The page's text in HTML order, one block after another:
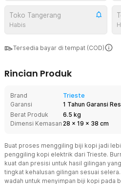
Toko Tangerang
Habis
Tersedia bayar di tempat (COD)
Rincian Produk
Brand
Trieste
Garansi
1 Tahun Garansi
Berat Produk
6.5 kg
Dimensi Kemasan 28 x 19 x 38 cm
Buat proses menggiling biji kopi jadi
penggiling kopi elektrik dari Trieste.
kuat dan presisi untuk hasil gilingan
tingkat kehalusan gilingan sesuai
wadah untuk menyimpan biji kopi pada